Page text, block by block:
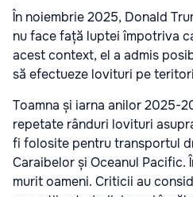
În noiembrie 2025, Donald
nu face față luptei împotriva
acest context, el a admis
să efectueze lovituri pe
Toamna și iarna anilor 2025-
repetate rânduri lovituri
fi folosite pentru transportul
Caraibelor și Oceanul Pacific.
murit oameni. Criticii au